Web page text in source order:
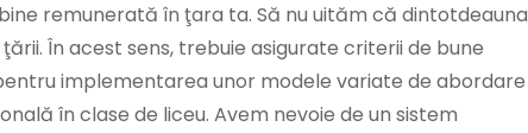
remunerată în ţara ta. Să nu uităm că dintotdeauna
În acest sens, trebuie asigurate criterii de bune
implementarea unor modele variate de abordare
în clase de liceu. Avem nevoie de un sistem